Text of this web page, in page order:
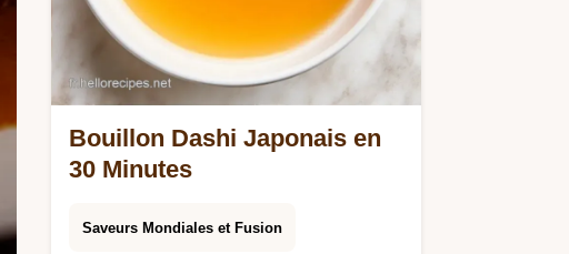
Bouillon Dashi Japonais en
30 Minutes
Saveurs Mondiales et Fusion